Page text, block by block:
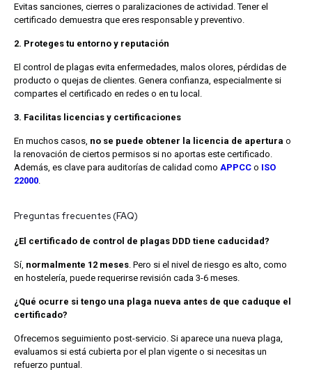
Evitas sanciones, cierres o paralizaciones de actividad. Tener el
certificado demuestra que eres responsable y preventivo.
2. Proteges tu entorno y reputación
El control de plagas evita enfermedades, malos olores, pérdidas de
producto o quejas de clientes. Genera confianza, especialmente si
compartes el certificado en redes o en tu local.
3. Facilitas licencias y certificaciones
En muchos casos, no se puede obtener la licencia de apertura o
la renovación de ciertos permisos si no aportas este certificado.
Además, es clave para auditorías de calidad como APPCC o ISO
22000
Preguntas frecuentes (FAQ)
¿El certificado de control de plagas DDD tiene caducidad?
Sí, normalmente 12 meses . Pero si el nivel de riesgo es alto, como
en hostelería, puede requerirse revisión cada 3-6 meses.
¿Qué ocurre si tengo una plaga nueva antes de que caduque el
certificado?
Ofrecemos seguimiento post-servicio. Si aparece una nueva plaga,
evaluamos si está cubierta por el plan vigente o si necesitas un
refuerzo puntual.